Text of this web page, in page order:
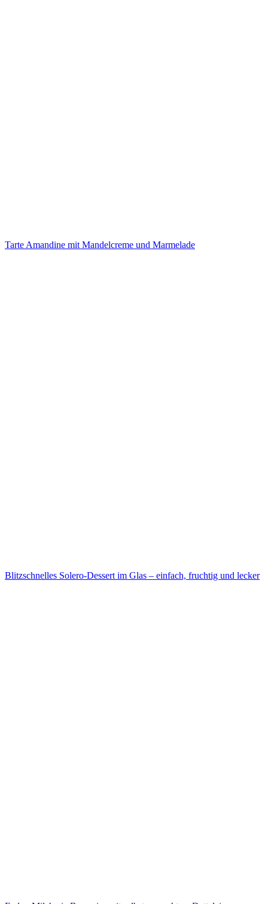
Tarte Amandine mit Mandelcreme und Marmelade
Blitzschnelles Solero-Dessert im Glas – einfach, fruchtig und lecker